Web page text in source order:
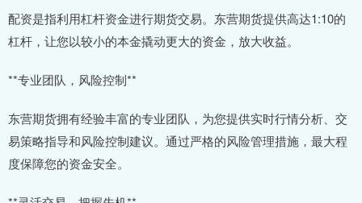
配资是指利用杠杆资金进行期货交易。东营期货提供高达1:10的
杠杆，让您以较小的本金撬动更大的资金，放大收益。
**专业团队，风险控制**
东营期货拥有经验丰富的专业团队，为您提供实时行情分析、交
易策略指导和风险控制建议。通过严格的风险管理措施，最大程
度保障您的资金安全。